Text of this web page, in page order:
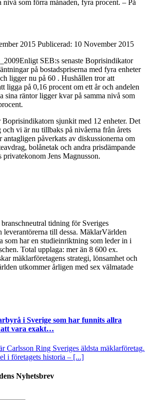
nivå som förra månaden, fyra procent. – På
2015 Publicerad: 10 November 2015
Enligt SEB:s senaste Boprisindikator
på bostadspriserna med fyra enheter
ligger nu på 60 . Hushållen tror att
ligga på 0,16 procent om ett år och andelen
sina räntor ligger kvar på samma nivå som
Boprisindikatorn sjunkit med 12 enheter. Det
och vi är nu tillbaks på nivåerna från årets
antagligen påverkats av diskussionerna om
bolånetak och andra prisdämpande
privatekonom Jens Magnusson.
tidning för Sveriges
leverantörerna till dessa. MäklarVärlden
som har en studieinriktning som leder in i
Total upplaga: mer än 8 600 ex.
mäklarföretagens strategi, lönsamhet och
utkommer årligen med sex välmatade
i Sverige som har funnits allra
att vara exakt…
Carlsson Ring Sveriges äldsta mäklarföretag.
i företagets historia – [...]
Nyhetsbrev